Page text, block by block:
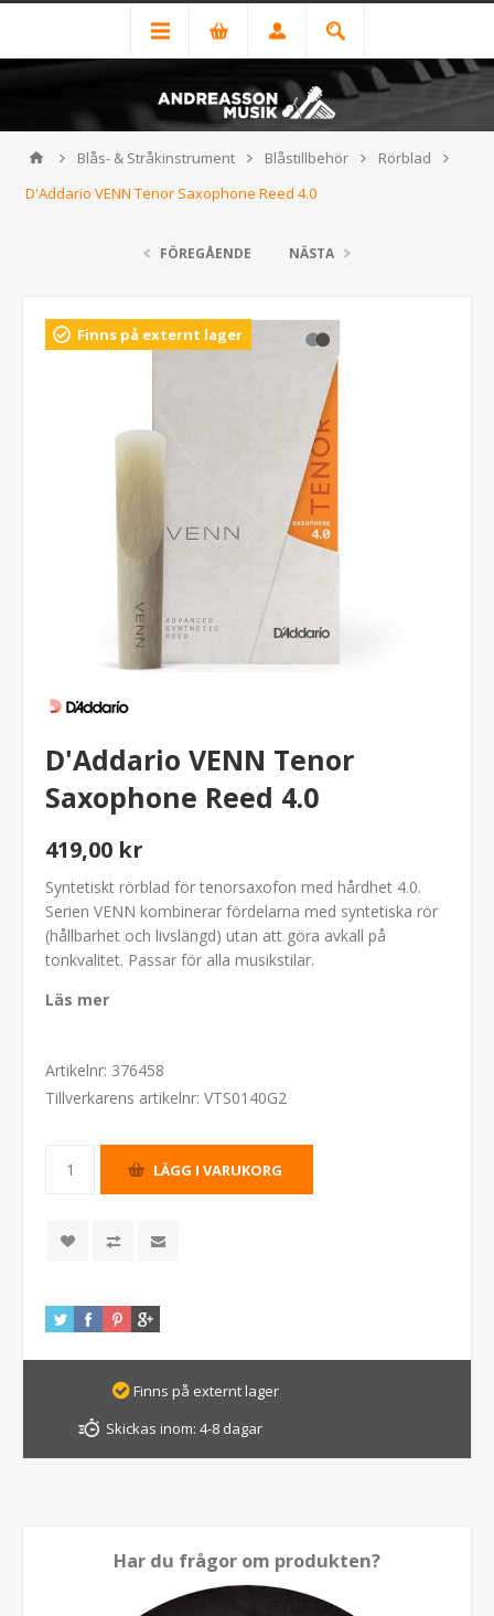
Blås- & Stråkinstrument Blåstillbehör
Rörblad
D'Addario VENN Tenor Saxophone Reed 4.0
FÖREGÅENDE NÄSTA
Finns på externt lager
D'Addario VENN Tenor
Saxophone Reed 4.0
419,00 kr
Syntetiskt rörblad för tenorsaxofon med hårdhet 4.0.
Serien VENN kombinerar fördelarna med syntetiska rör
(hållbarhet och livslängd) utan att göra avkall på
tonkvalitet. Passar för alla musikstilar.
Läs mer
Artikelnr: 376458
Tillverkarens artikelnr: VTS0140G2
Finns på externt lager
Skickas inom: 4-8 dagar
Har du frågor om produkten?